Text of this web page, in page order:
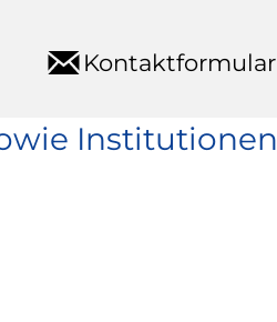
Kontaktformular
Institutionen